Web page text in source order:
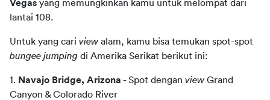
Vegas yang memungkinkan kamu untuk melompat dari
lantai 108.
Untuk yang cari view
bungee jumping di Amerika Serikat berikut ini:
1. Navajo Bridge, Arizona - Spot dengan view Grand
Canyon & Colorado River